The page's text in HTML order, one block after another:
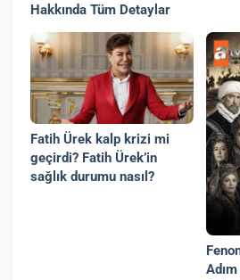
Hakkında Tüm Detaylar
Fatih Ürek kalp krizi mi
geçirdi? Fatih Ürek’in
sağlık durumu nasıl?